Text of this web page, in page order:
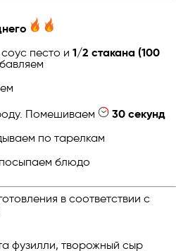
песто и 1/2 стакана (100
Помешиваем
30 секунд
по тарелкам
блюдо
в соответствии с
фузилли, творожный сыр